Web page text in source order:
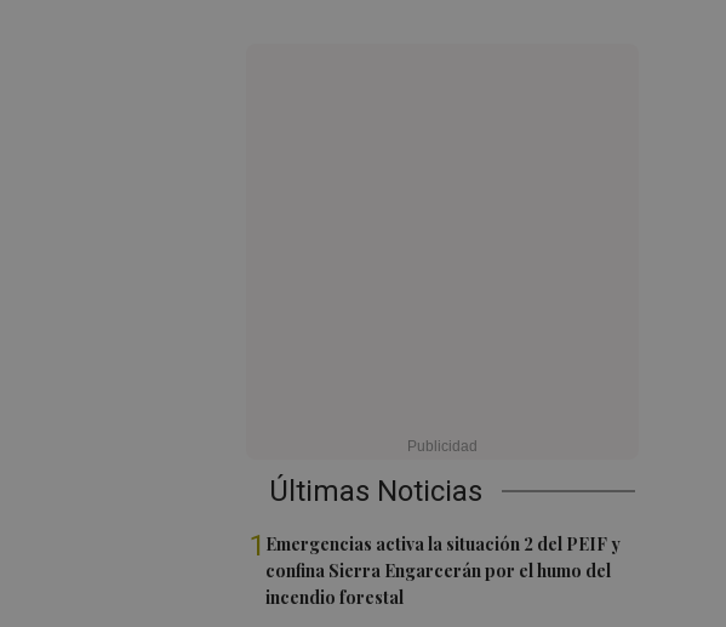
Últimas Noticias
1 Emergencias activa la situación 2 del PEIF y
confina Sierra Engarcerán por el humo del
incendio forestal